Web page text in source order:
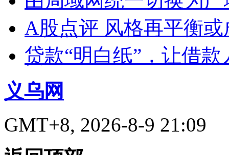
A股点评 风格再平衡或
贷款“明白纸”，让借款
义乌网
GMT+8, 2026-8-9 21:09